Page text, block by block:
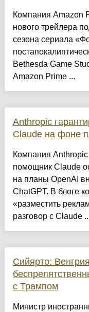
Компания Amazon
нового трейлера
сезона сериала
Bethesda Game
Amazon Prime ...
Anthropic
Claude на фоне
Компания
помощник Claude
на планы OpenAI
ChatGPT. В блоге
«разместить
разговор с Claude
Сийярто:
с Трампом
Министр